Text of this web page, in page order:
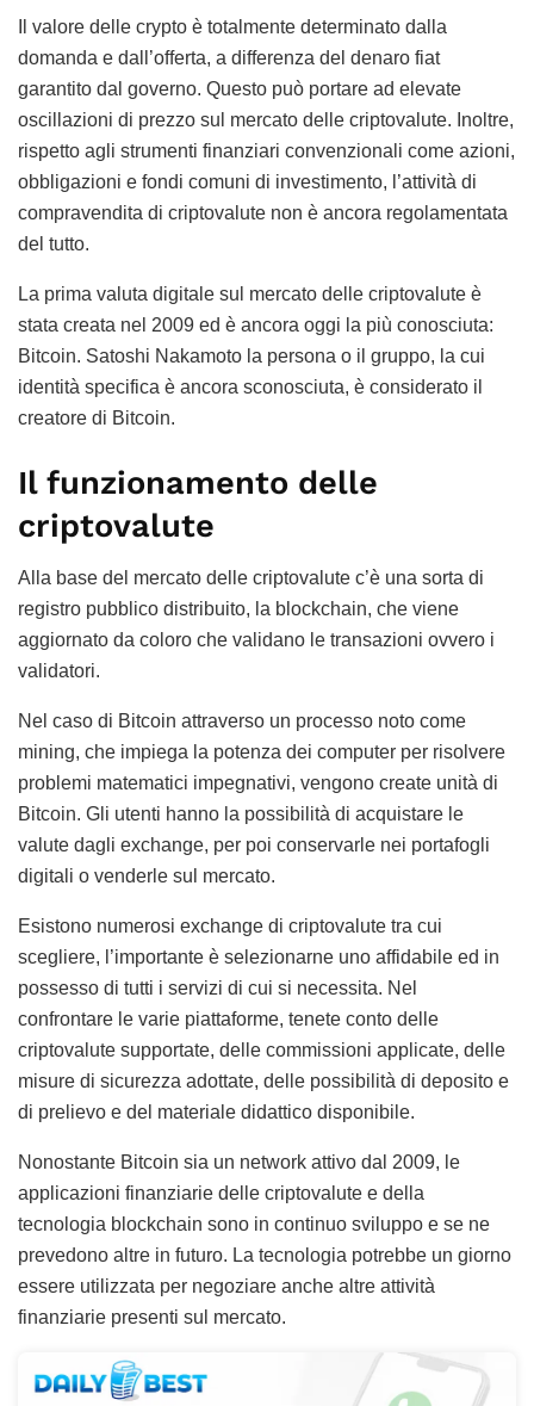
Il valore delle crypto è totalmente determinato dalla
domanda e dall’offerta, a differenza del denaro fiat
garantito dal governo. Questo può portare ad elevate
oscillazioni di prezzo sul mercato delle criptovalute. Inoltre,
rispetto agli strumenti finanziari convenzionali come azioni,
obbligazioni e fondi comuni di investimento, l’attività di
compravendita di criptovalute non è ancora regolamentata
del tutto.
La prima valuta digitale sul mercato delle criptovalute è
stata creata nel 2009 ed è ancora oggi la più conosciuta:
Bitcoin. Satoshi Nakamoto la persona o il gruppo, la cui
identità specifica è ancora sconosciuta, è considerato il
creatore di Bitcoin.
Il funzionamento delle
criptovalute
Alla base del mercato delle criptovalute c’è una sorta di
registro pubblico distribuito, la blockchain, che viene
aggiornato da coloro che validano le transazioni ovvero i
validatori.
Nel caso di Bitcoin attraverso un processo noto come
mining, che impiega la potenza dei computer per risolvere
problemi matematici impegnativi, vengono create unità di
Bitcoin. Gli utenti hanno la possibilità di acquistare le
valute dagli exchange, per poi conservarle nei portafogli
digitali o venderle sul mercato.
Esistono numerosi exchange di criptovalute tra cui
scegliere, l’importante è selezionarne uno affidabile ed in
possesso di tutti i servizi di cui si necessita. Nel
confrontare le varie piattaforme, tenete conto delle
criptovalute supportate, delle commissioni applicate, delle
misure di sicurezza adottate, delle possibilità di deposito e
di prelievo e del materiale didattico disponibile.
Nonostante Bitcoin sia un network attivo dal 2009, le
applicazioni finanziarie delle criptovalute e della
tecnologia blockchain sono in continuo sviluppo e se ne
prevedono altre in futuro. La tecnologia potrebbe un giorno
essere utilizzata per negoziare anche altre attività
finanziarie presenti sul mercato.